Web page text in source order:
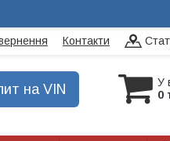
Контакти
У
0
на VIN